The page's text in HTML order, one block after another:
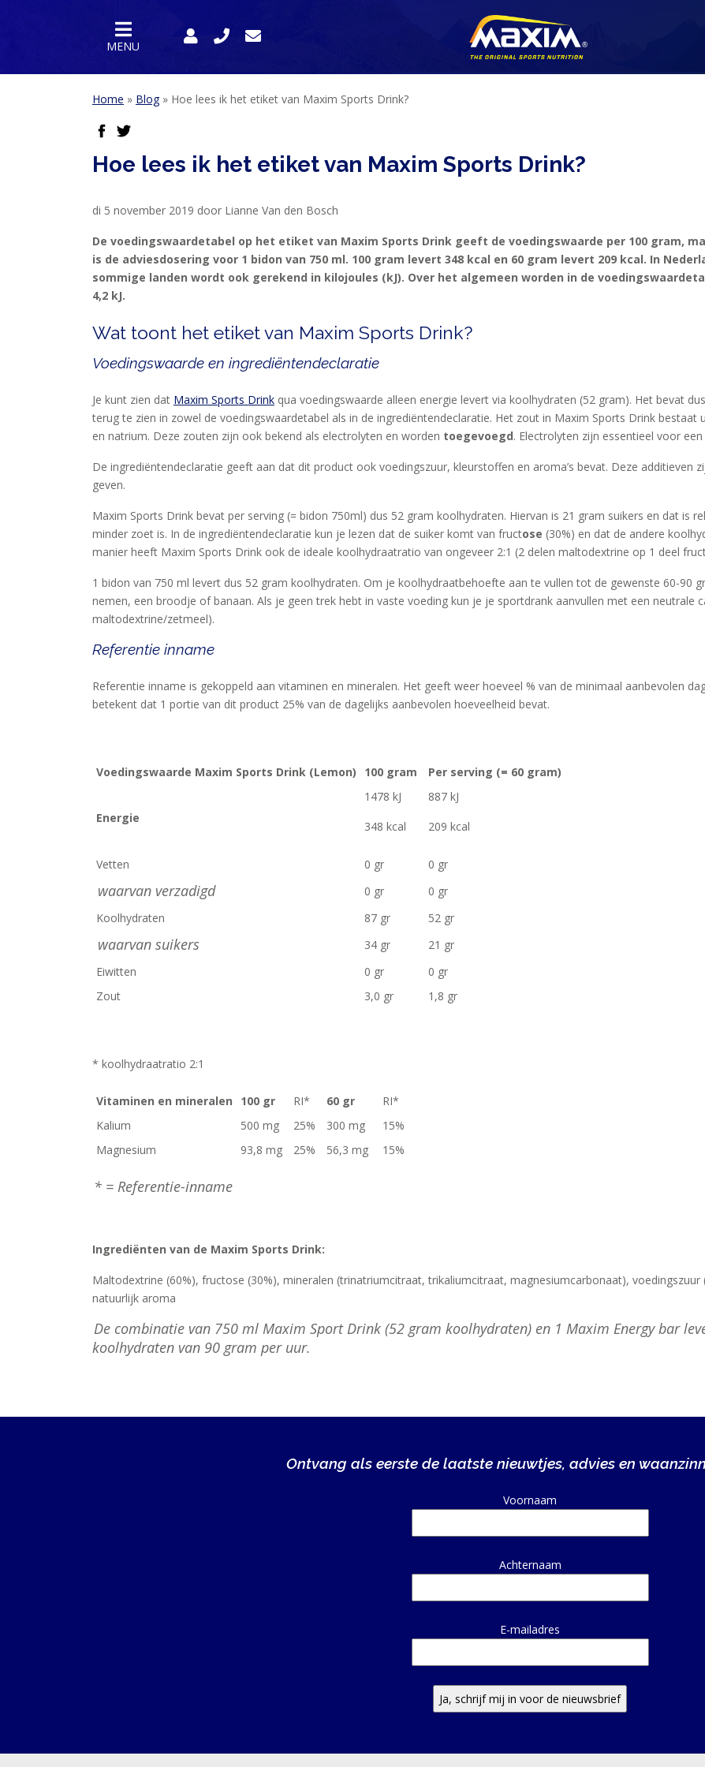
SPORTVOEDING
MENU
Home » Blog» Hoe lees ik het etiket van Maxim Sports Drink?
facebook
Hoe lees ik het etiket van Maxim Sports Drink?
di 5 november 2019 door Lianne Van den Bosch
De voedingswaardetabel op het etiket van Maxim Sports Drink geeft de voedingswaarde per 100 gram,
is de adviesdosering voor 1 bidon van 750 ml. 100 gram levert 348 kcal en 60 gram levert 209 kcal. In
sommige landen wordt ook gerekend in kilojoules (kJ). Over het algemeen worden in de
4,2 kJ.
Wat toont het etiket van Maxim Sports Drink?
Voedingswaarde en ingrediëntendeclaratie
Je kunt zien dat Maxim Sports Drink qua voedingswaarde alleen energie levert via koolhydraten (52 gram). Het bevat
terug te zien in zowel de voedingswaardetabel als in de ingrediëntendeclaratie. Het zout in Maxim Sports Drink
en natrium. Deze zouten zijn ook bekend als electrolyten en worden toegevoegd. Electrolyten zijn essentieel voor
De ingrediëntendeclaratie geeft aan dat dit product ook voedingszuur, kleurstoffen en aroma’s bevat. Deze additieven
geven.
Maxim Sports Drink bevat per serving (= bidon 750ml) dus 52 gram koolhydraten. Hiervan is 21 gram suikers en dat is
minder zoet is. In de ingrediëntendeclaratie kun je lezen dat de suiker komt van fructose (30%) en dat de andere
manier heeft Maxim Sports Drink ook de ideale koolhydraatratio van ongeveer 2:1 (2 delen maltodextrine op 1 deel
1 bidon van 750 ml levert dus 52 gram koolhydraten. Om je koolhydraatbehoefte aan te vullen tot de gewenste 60-90
nemen, een broodje of banaan. Als je geen trek hebt in vaste voeding kun je je sportdrank aanvullen met een neutrale
maltodextrine/zetmeel).
Referentie inname
Referentie inname is gekoppeld aan vitaminen en mineralen. Het geeft weer hoeveel % van de minimaal aanbevolen
betekent dat 1 portie van dit product 25% van de dagelijks aanbevolen hoeveelheid bevat.
Voedingswaarde Maxim Sports Drink (Lemon) 100 gram Per serving (= 60 gram)
Energie
1478 kJ
348 kcal
887 kJ
209 kcal
Vetten 0 gr 0 gr
waarvan verzadigd 0 gr
0 gr
Koolhydraten
87 gr 52 gr
waarvan suikers 34 gr
21 gr
Eiwitten
0 gr
0 gr
Zout
3,0 gr 1,8 gr
* koolhydraatratio 2:1
Vitaminen en mineralen 100 gr RI* 60 gr
RI*
Kalium
500 mg 25% 300 mg
15%
Magnesium
93,8 mg 25% 56,3 mg 15%
* = Referentie-inname
Ingrediënten van de Maxim Sports Drink:
Maltodextrine (60%), fructose (30%), mineralen (trinatriumcitraat, trikaliumcitraat, magnesiumcarbonaat),
natuurlijk aroma
De combinatie van 750 ml Maxim Sport Drink (52 gram koolhydraten) en 1 Maxim Energy bar
koolhydraten van 90 gram per uur.
Ontvang als eerste de laatste nieuwtjes, advies en
Voornaam
Achternaam
E-mailadres
Alternative: